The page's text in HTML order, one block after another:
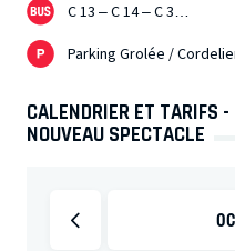
C 13 – C 14 – C 3…
Parking Grolée /
CALENDRIER ET TARIFS
NOUVEAU SPECTACLE